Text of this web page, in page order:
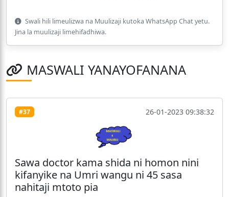
Swali hili limeulizwa na Muulizaji kutoka WhatsApp Chat yetu.
Jina la muulizaji limehifadhiwa.
MASWALI YANAYOFANANA
#37 26-01-2023 09:38:32
Sawa doctor kama shida ni homon nini
kifanyike na Umri wangu ni 45 sasa
nahitaji mtoto pia